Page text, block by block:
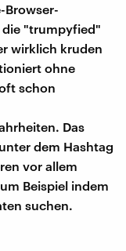
Browser-
die "trumpyfied"
wirklich kruden
ohne
schon
Das
dem Hashtag
vor allem
Beispiel indem
suchen.